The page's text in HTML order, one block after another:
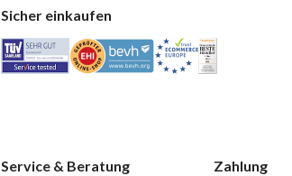
Sicher einkaufen
Service & Beratung Zahlung